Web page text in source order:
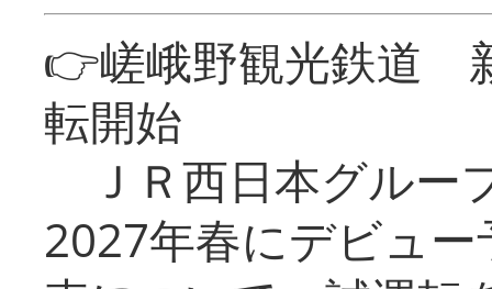
👉嵯峨野観光鉄道
転開始
ＪＲ西日本グルー
2027年春にデビュ